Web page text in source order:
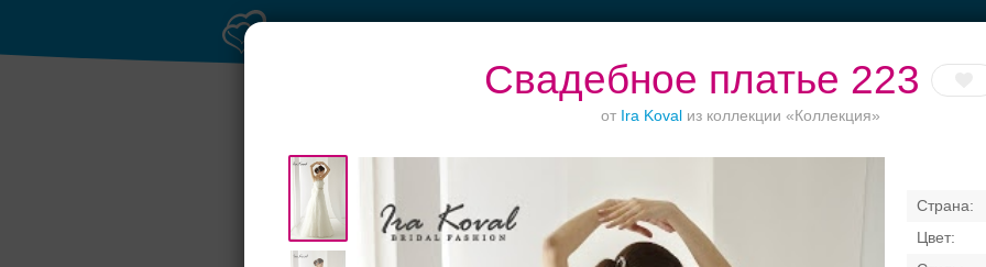
Свадебное платье 223
от Ira Koval из коллекции «Коллекция»
Ваш безупречный
образ